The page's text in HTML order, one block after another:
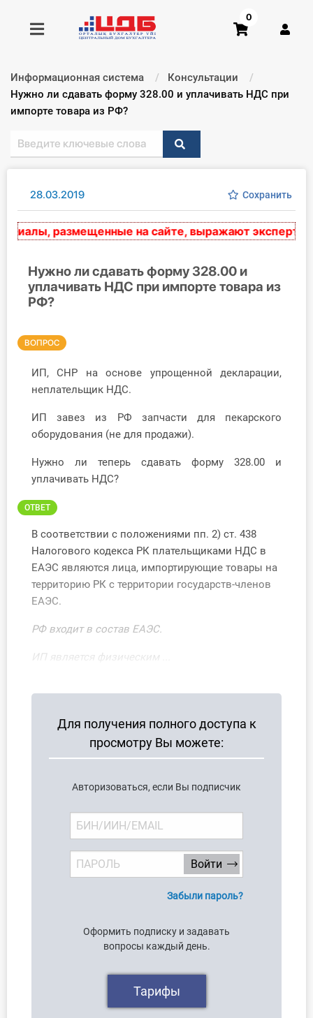
Получить консультацию
Главная ИС
Консультации
Правовая база
Библиотека бухгалтера
Инструменты
Вебинары
Участник ВЭД
Практика ИП
Кадры. Труд. Зарплата.
Учет по отраслям
Юридический помощник
Интернет-магазин
О Системе
Тестирование для
бухгалтера
0
Информационная система
Консультации
Текущий:
Нужно ли сдавать форму 328.00 и уплачивать НДС при
импорте товара из РФ?
28.03.2019 Сохранить
размещенные на сайте, выражают экспертное
Нужно ли сдавать форму 328.00 и
уплачивать НДС при импорте товара из
РФ?
ВОПРОС
ИП, СНР на основе упрощенной декларации,
неплательщик НДС.
ИП завез из РФ запчасти для пекарского
оборудования (не для продажи).
Нужно ли теперь сдавать форму 328.00 и
уплачивать НДС?
ОТВЕТ
В соответствии с положениями пп. 2) ст. 438
Налогового кодекса РК плательщиками НДС в
ЕАЭС являются лица, импортирующие товары на
территорию РК с территории государств-членов
ЕАЭС.
РФ входит в состав ЕАЭС.
ИП является физическим ...
Для получения полного доступа к
просмотру Вы можете:
Авторизоваться, если Вы подписчик
Забыли пароль?
Оформить подписку и задавать
вопросы каждый день.
Тарифы